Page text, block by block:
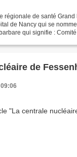
régionale de santé Grand
de Nancy qui se
qui signifie :
de